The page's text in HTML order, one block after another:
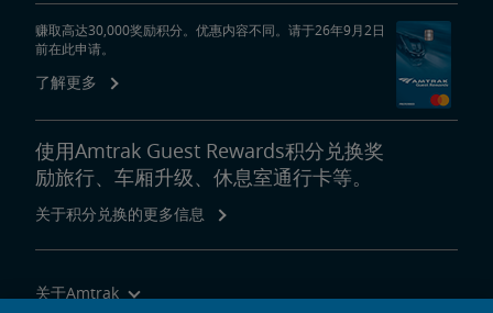
赚取高达30,000奖励积分。优惠内容不同。请于26年9月2日
前在此申请。
了解更多
使用Amtrak Guest Rewards积分兑换奖
励旅行、车厢升级、休息室通行卡等。
关于积分兑换的更多信息
关于Amtrak